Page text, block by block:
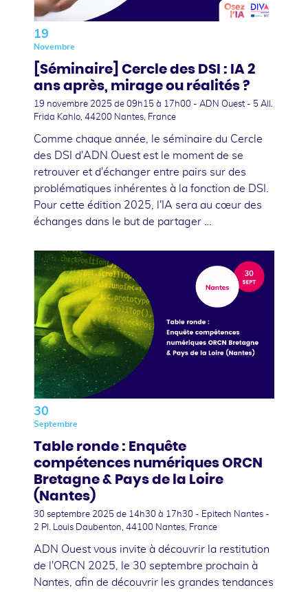
19
Novembre
[Séminaire] Cercle des DSI : IA 2
ans après, mirage ou réalités ?
19 novembre 2025 de 09h15 à 17h00 - ADN Ouest - 5 All.
Frida Kahlo, 44200 Nantes, France
Comme chaque année, le séminaire du Cercle
des DSI d'ADN Ouest est le moment de se
retrouver et d'échanger entre pairs sur des
problématiques inhérentes à la fonction de DSI.
Pour cette édition 2025, l'IA sera au cœur des
échanges dans le but de partager …
30
Septembre
Table ronde : Enquête
compétences numériques ORCN
Bretagne & Pays de la Loire
(Nantes)
30 septembre 2025 de 14h30 à 17h30 - Epitech Nantes -
2 Pl. Louis Daubenton, 44100 Nantes, France
ADN Ouest vous invite à découvrir la restitution
de l'ORCN 2025, le 30 septembre prochain à
Nantes, afin de découvrir les grandes tendances